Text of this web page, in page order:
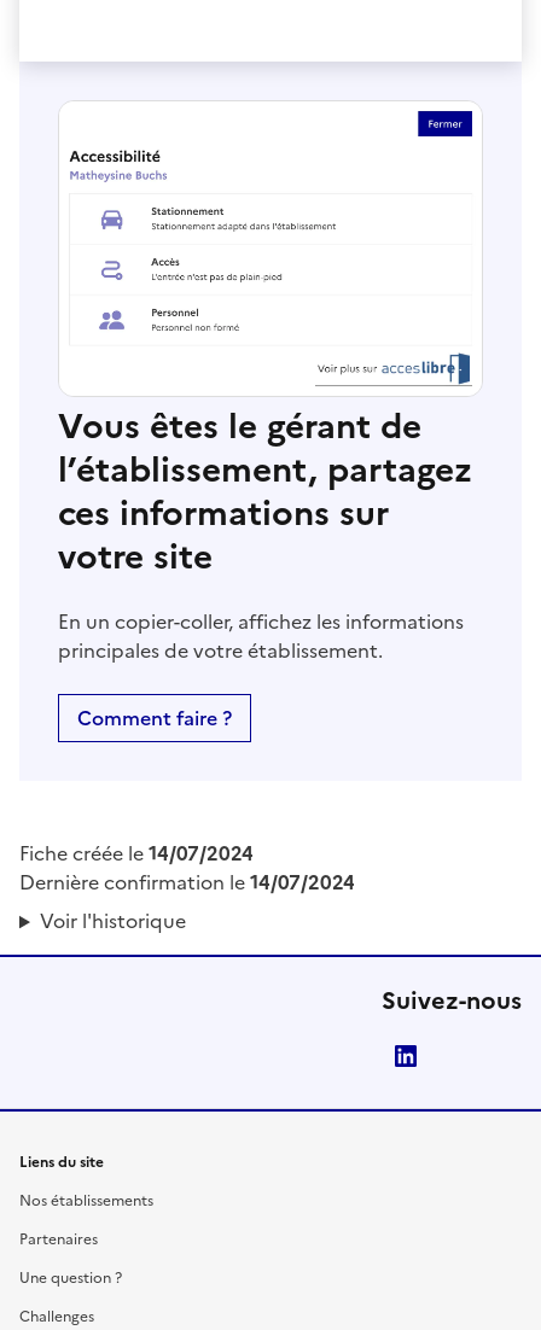
Vous êtes le gérant de
l’établissement, partagez
ces informations sur
votre site
En un copier-coller, affichez les informations
principales de votre établissement.
Comment faire ?
Fiche créée le14/07/2024
Dernière confirmation le14/07/2024
Voir l'historique
Suivez-nous
Liens du site
Nos établissements
Partenaires
Une question ?
Challenges